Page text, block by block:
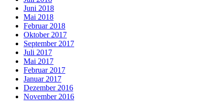
Juni 2018
Mai 2018
Februar 2018
Oktober 2017
September 2017
Juli 2017
Mai 2017
Februar 2017
Januar 2017
Dezember 2016
November 2016